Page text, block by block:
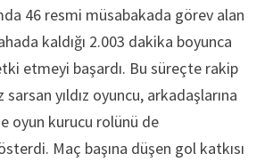
46 resmi müsabakada görev alan
kaldığı 2.003 dakika boyunca
etmeyi başardı. Bu süreçte rakip
yıldız oyuncu, arkadaşlarına
oyun kurucu rolünü de
Maç başına düşen gol katkısı